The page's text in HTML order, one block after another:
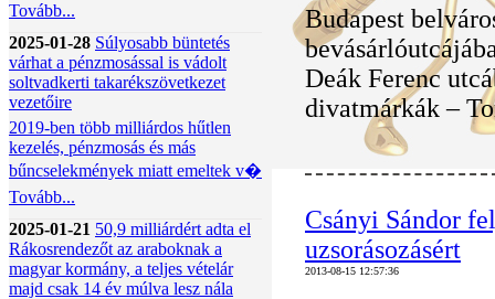
Tovább...
2025-01-28 Súlyosabb büntetés
várhat a pénzmosással is vádolt
soltvadkerti takarékszövetkezet
vezetőire
2019-ben több milliárdos hűtlen
kezelés, pénzmosás és más
bűncselekmények miatt emeltek v�
Tovább...
2025-01-21 50,9 milliárdért adta el
Rákosrendezőt az araboknak a
magyar kormány, a teljes vételár
majd csak 14 év múlva lesz nála
Budapest
Deák Ferenc
divatmárkák –
Csányi Sándor
uzsorásozásért
2013-08-15 12:57:36